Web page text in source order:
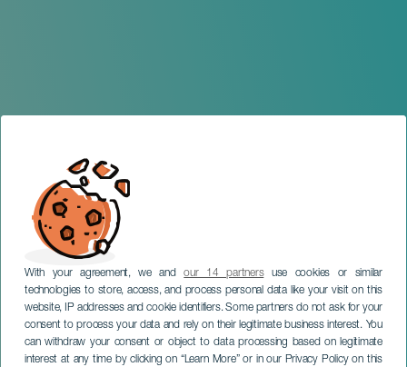
With your agreement, we andour 14 partnersuse cookies or similar
technologies to store, access, and process personal data like your visit on this
website, IP addresses and cookie identifiers. Some partners do not ask for your
consent to process your data and rely on their legitimate business interest. You
can withdraw your consent or object to data processing based on legitimate
interest at any time by clicking on “Learn More” or in our Privacy Policy on this
LA PALMA